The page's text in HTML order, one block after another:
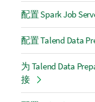
配置 Spark Job
配置 Talend Data
为 Talend Data
接